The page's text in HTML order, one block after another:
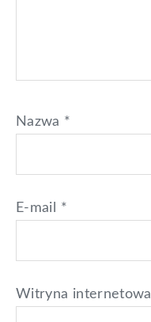
Nazwa *
E-mail *
Witryna internetowa